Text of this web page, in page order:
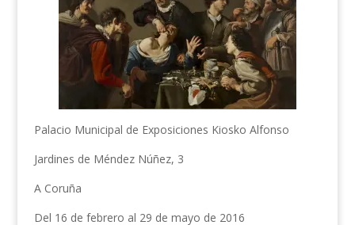
Palacio Municipal de Exposiciones Kiosko Alfonso
Jardines de Méndez Núñez, 3
A Coruña
Del 16 de febrero al 29 de mayo de 2016